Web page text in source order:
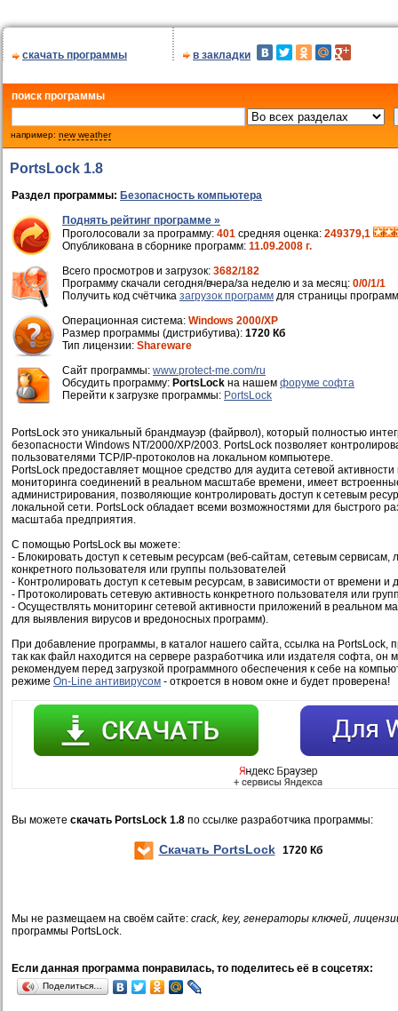
скачать программы в закладки
поиск программы
например: new weather
PortsLock 1.8
Раздел программы: Безопасность компьютера
Поднять рейтинг программе »
Проголосовали за программу: 401 средняя оценка: 249379,1
Опубликована в сборнике программ: 11.09.2008 г.
Всего просмотров и загрузок: 3682/182
Программу скачали сегодня/вчера/за неделю и за месяц: 0/0/1/1
Получить код счётчика загрузок программ для страницы
Операционная система: Windows 2000/XP
Размер программы (дистрибутива): 1720 Кб
Тип лицензии: Shareware
Cайт программы: www.protect-me.com/ru
Обсудить программу: PortsLock на нашем форуме софта
Перейти к загрузке программы: PortsLock
PortsLock это уникальный брандмауэр (файрвол), который полностью
безопасности Windows NT/2000/XP/2003. PortsLock позволяет
пользователями TCP/IP-протоколов на локальном компьютере.
PortsLock предоставляет мощное средство для аудита сетевой
мониторинга соединений в реальном масштабе времени, имеет
администрирования, позволяющие контролировать доступ к сетевым
локальной сети. PortsLock обладает всеми возможностями для быстрого
масштаба предприятия.
С помощью PortsLock вы можете:
- Блокировать доступ к сетевым ресурсам (веб-сайтам, сетевым сервисам,
конкретного пользователя или группы пользователей
- Контролировать доступ к сетевым ресурсам, в зависимости от времени и
- Протоколировать сетевую активность конкретного пользователя или
- Осуществлять мониторинг сетевой активности приложений в реальном
для выявления вирусов и вредоносных программ).
При добавление программы, в каталог нашего сайта, ссылка на PortsLock,
так как файл находится на сервере разработчика или издателя софта,
рекомендуем перед загрузкой программного обеспечения к себе на
режиме On-Line антивирусом - откроется в новом окне и будет проверена!
Вы можете скачать PortsLock 1.8 по ссылке разработчика программы:
Скачать PortsLock 1720 Кб
Мы не размещаем на своём сайте: crack, key, генераторы ключей,
программы PortsLock.
Если данная программа понравилась, то поделитесь её в соцсетях:
Поделиться…